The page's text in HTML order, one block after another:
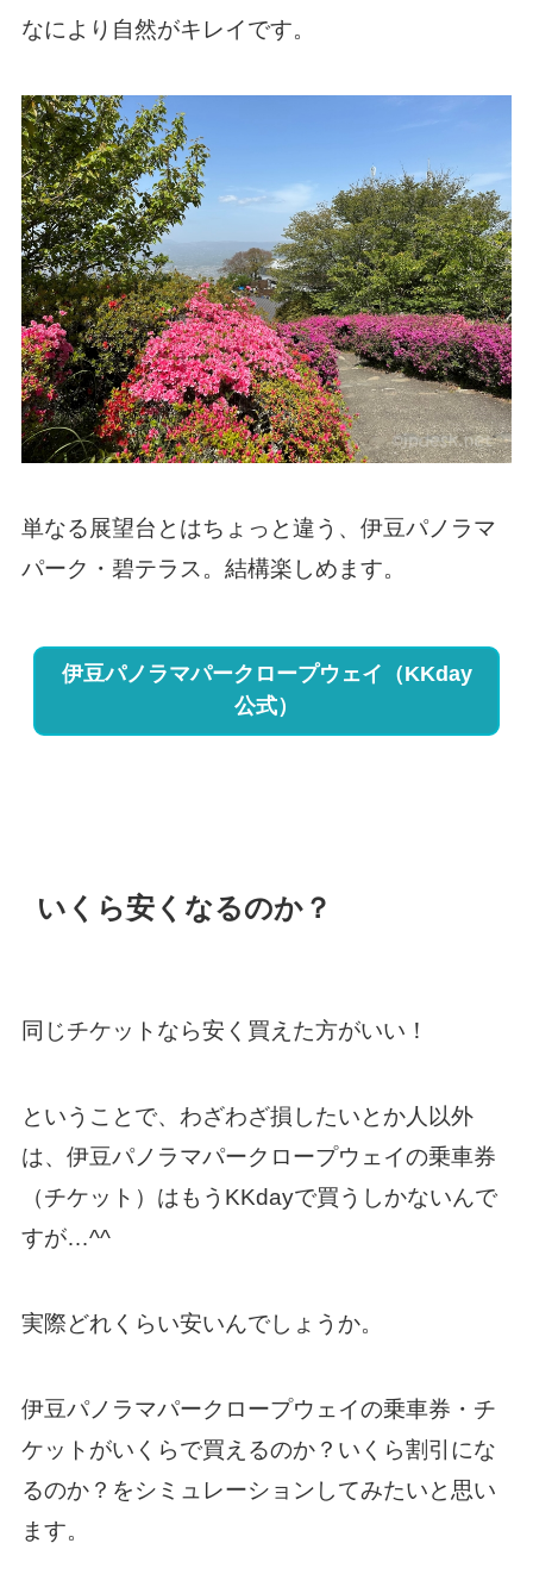
なにより自然がキレイです。
単なる展望台とはちょっと違う、伊豆パノラマ
パーク・碧テラス。結構楽しめます。
伊豆パノラマパークロープウェイ（KKday
公式）
いくら安くなるのか？
同じチケットなら安く買えた方がいい！
ということで、わざわざ損したいとか人以外
は、伊豆パノラマパークロープウェイの乗車券
（チケット）はもうKKdayで買うしかないんで
すが…^^
実際どれくらい安いんでしょうか。
伊豆パノラマパークロープウェイの乗車券・チ
ケットがいくらで買えるのか？いくら割引にな
るのか？をシミュレーションしてみたいと思い
ます。